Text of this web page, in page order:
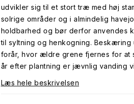
udvikler sig til et stort træ med høj
solrige områder og i almindelig
holdbarhed og bør derfor anvendes
til syltning og henkogning.
forår, hvor ældre grene fjernes for at
år efter plantning er jævnlig vanding
Læs hele beskrivelsen